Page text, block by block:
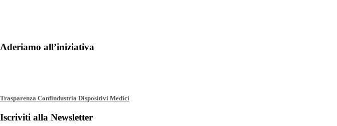
Aderiamo all’iniziativa
Trasparenza Confindustria Dispositivi Medici
Iscriviti alla Newsletter